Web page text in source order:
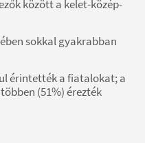
között a kelet-közép-
sokkal gyakrabban
érintették a fiatalokat; a
(51%) érezték